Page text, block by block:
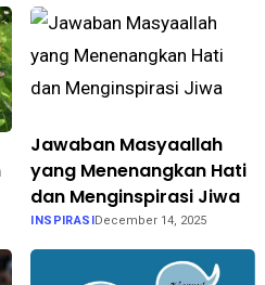
Jawaban Masyaallah
yang Menenangkan Hati
dan Menginspirasi Jiwa
INSPIRASI December 14, 2025